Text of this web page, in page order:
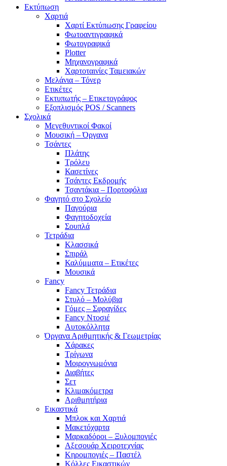
Εκτύπωση
Χαρτιά
Χαρτί Εκτύπωσης Γραφείου
Φωτοαντιγραφικά
Φωτογραφικά
Plotter
Μηχανογραφικά
Χαρτοταινίες Ταμειακών
Μελάνια – Τόνερ
Ετικέτες
Εκτυπωτής – Ετικετογράφος
Εξοπλισμός POS / Scanners
Σχολικά
Μεγεθυντικοί Φακοί
Μουσική – Όργανα
Τσάντες
Πλάτης
Τρόλευ
Κασετίνες
Τσάντες Εκδρομής
Τσαντάκια – Πορτοφόλια
Φαγητό στο Σχολείο
Παγούρια
Φαγητοδοχεία
Σουπλά
Τετράδια
Κλασσικά
Σπιράλ
Καλύμματα – Ετικέτες
Μουσικά
Fancy
Fancy Τετράδια
Στυλό – Μολύβια
Γόμες – Σφραγίδες
Fancy Ντοσιέ
Αυτοκόλλητα
Όργανα Αριθμητικής & Γεωμετρίας
Χάρακες
Τρίγωνα
Mοιρογνωμόνια
Διαβήτες
Σετ
Κλιμακόμετρα
Αριθμητήρια
Εικαστικά
Μπλοκ και Χαρτιά
Μακετόχαρτα
Μαρκαδόροι – Ξυλομπογιές
Αξεσουάρ Χειροτεχνίας
Κηρομπογιές – Παστέλ
Κόλλες Εικαστικών